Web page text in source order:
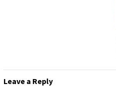
Leave a Reply